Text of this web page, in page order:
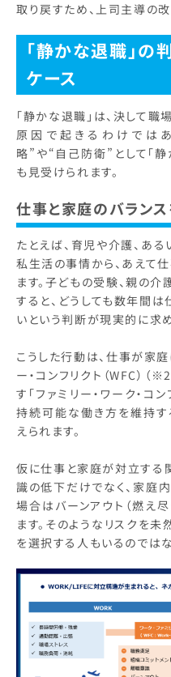
取り戻すため、上司主導の
「静かな退職」の
ケース
「静かな退職」は、決して
原因で起きるわけでは
略”や“自己防衛”として「
も見受けられます。
仕事と家庭のバラン
たとえば、育児や介護、あ
私生活の事情から、あえて
ます。子どもの受験、親の
すると、どうしても数年間
いという判断が現実的に求め
こうした行動は、仕事が家庭
ー・コンフリクト（WFC）（
す「ファミリー・ワーク・コ
持続可能な働き方を維持
えられます。
仮に仕事と家庭が対立する
識の低下だけでなく、家庭
場合はバーンアウト（燃え
ます。そのようなリスクを未
を選択する人もいるのではな